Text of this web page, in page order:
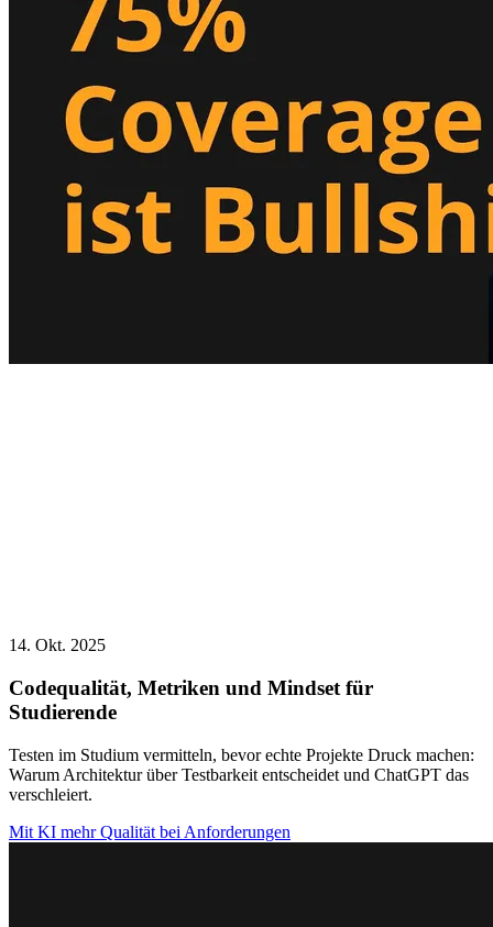
14. Okt. 2025
Codequalität, Metriken und Mindset für
Studierende
Testen im Studium vermitteln, bevor echte Projekte Druck machen:
Warum Architektur über Testbarkeit entscheidet und ChatGPT das
verschleiert.
Mit KI mehr Qualität bei Anforderungen